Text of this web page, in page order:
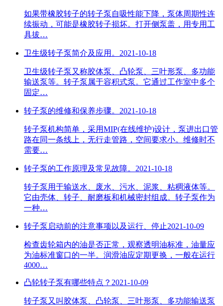
如果带橡胶转子的转子泵自吸性能下降，泵体周期性连
续振动，可能是橡胶转子损坏。打开侧泵盖，用专用工
具拔…
卫生级转子泵简介及应用。 2021-10-18
卫生级转子泵又称胶体泵、凸轮泵、三叶形泵、多功能
输送泵等。转子泵属于容积式泵。它通过工作室中多个
固定…
转子泵的维修和保养步骤。 2021-10-18
转子泵机构简单，采用MIP(在线维护)设计，泵进出口管
路在同一条线上，无行走管路，空间要求小。维修时不
需要…
转子泵的工作原理及常见故障。 2021-10-18
转子泵用于输送水、废水、污水、泥浆、粘稠液体等。
它由壳体、转子、耐磨板和机械密封组成。转子泵作为
一种…
转子泵启动前的注意事项以及运行、停止2021-10-09
检查齿轮箱内的油是否正常，观察透明油标准，油量应
为油标准窗口的一半。润滑油应定期更换，一般在运行
4000…
凸轮转子泵有哪些特点？ 2021-10-09
转子泵又叫胶体泵、凸轮泵、三叶形泵、多功能输送泵